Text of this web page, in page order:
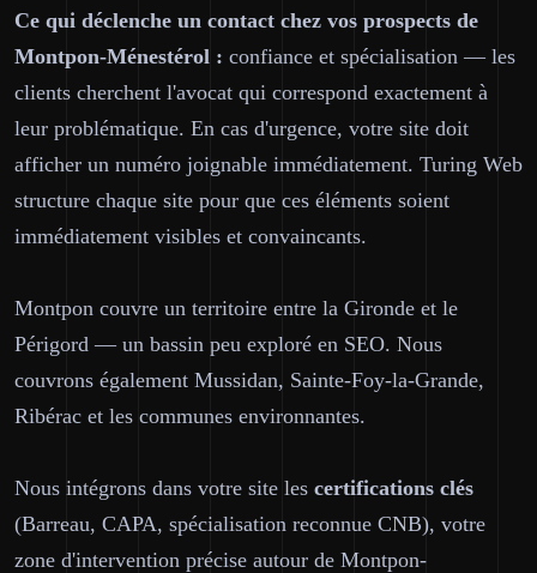
Ce qui déclenche un contact chez vos prospects de
Montpon-Ménestérol : confiance et spécialisation — les
clients cherchent l'avocat qui correspond exactement à
leur problématique. En cas d'urgence, votre site doit
afficher un numéro joignable immédiatement. Turing Web
structure chaque site pour que ces éléments soient
immédiatement visibles et convaincants.
Montpon couvre un territoire entre la Gironde et le
Périgord — un bassin peu exploré en SEO. Nous
couvrons également Mussidan, Sainte-Foy-la-Grande,
Ribérac et les communes environnantes.
Nous intégrons dans votre site les certifications clés
(Barreau, CAPA, spécialisation reconnue CNB), votre
zone d'intervention précise autour de Montpon-